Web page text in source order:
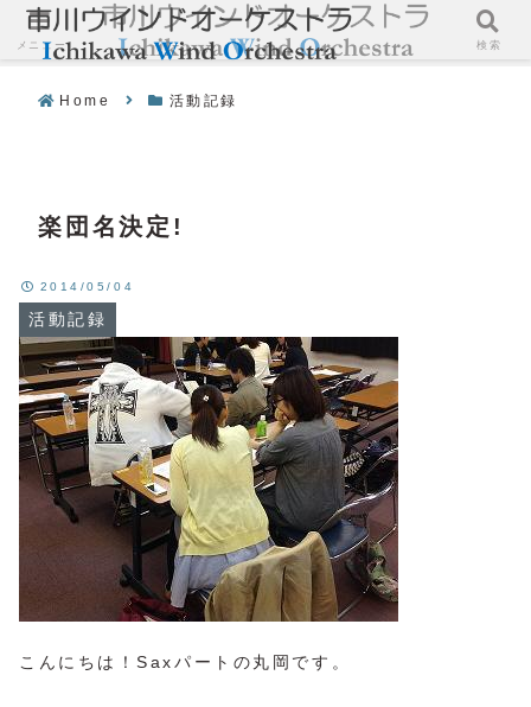
Home 活動記録
楽団名決定!
活動記録
2014/05/04
こんにちは！Saxパートの丸岡です。
メニュー 検索